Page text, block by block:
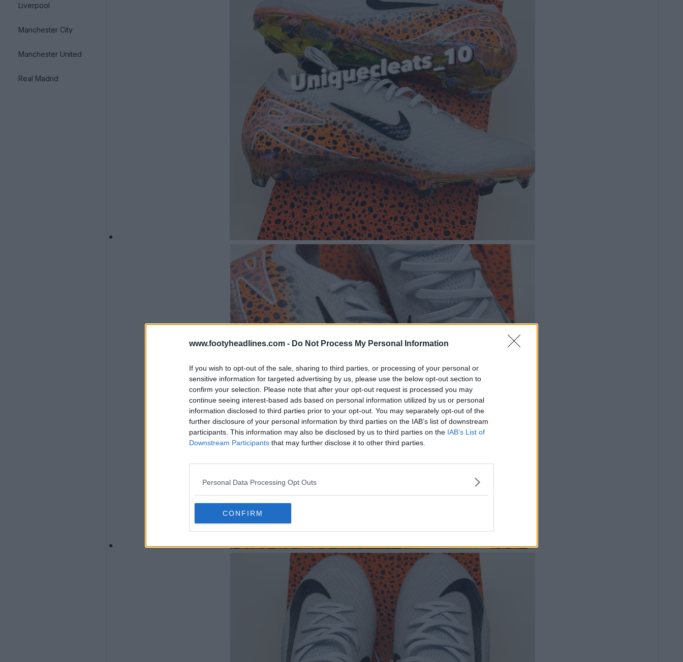
www.footyheadlines.com - Do Not Process My Personal Information
If you wish to opt-out of the sale, sharing to third parties, or processing of your personal or
sensitive information for targeted advertising by us, please use the below opt-out section to
confirm your selection. Please note that after your opt-out request is processed you may
continue seeing interest-based ads based on personal information utilized by us or personal
information disclosed to third parties prior to your opt-out. You may separately opt-out of the
further disclosure of your personal information by third parties on the IAB’s list of downstream
participants. This information may also be disclosed by us to third parties on the IAB’s List of
Downstream Participants that may further disclose it to other third parties.
Personal Data Processing Opt Outs
CONFIRM
Liverpool
Manchester City
Manchester United
Real Madrid